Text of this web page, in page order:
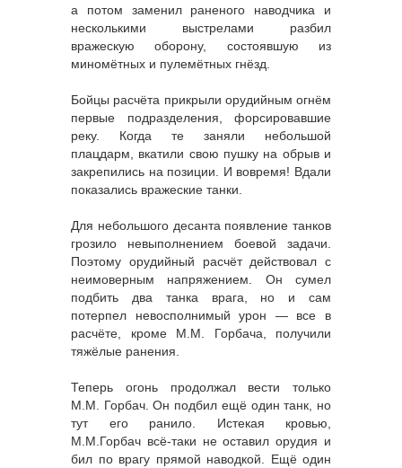
а потом заменил раненого наводчика и
несколькими выстрелами разбил
вражескую оборону, состоявшую из
миномётных и пулемётных гнёзд.
Бойцы расчёта прикрыли орудийным огнём
первые подразделения, форсировавшие
реку. Когда те заняли небольшой
плацдарм, вкатили свою пушку на обрыв и
закрепились на позиции. И вовремя! Вдали
показались вражеские танки.
Для небольшого десанта появление танков
грозило невыполнением боевой задачи.
Поэтому орудийный расчёт действовал с
неимоверным напряжением. Он сумел
подбить два танка врага, но и сам
потерпел невосполнимый урон — все в
расчёте, кроме М.М. Горбача, получили
тяжёлые ранения.
Теперь огонь продолжал вести только
М.М. Горбач. Он подбил ещё один танк, но
тут его ранило. Истекая кровью,
М.М.Горбач всё-таки не оставил орудия и
бил по врагу прямой наводкой. Ещё один